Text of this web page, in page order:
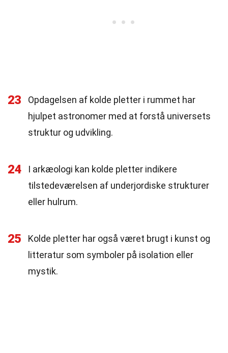
23
Opdagelsen af kolde pletter i rummet har
hjulpet astronomer med at forstå universets
struktur og udvikling.
24
I arkæologi kan kolde pletter indikere
tilstedeværelsen af underjordiske strukturer
eller hulrum.
25
Kolde pletter har også været brugt i kunst og
litteratur som symboler på isolation eller
mystik.